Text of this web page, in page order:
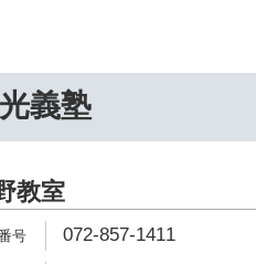
義塾
教室
072-857-1411